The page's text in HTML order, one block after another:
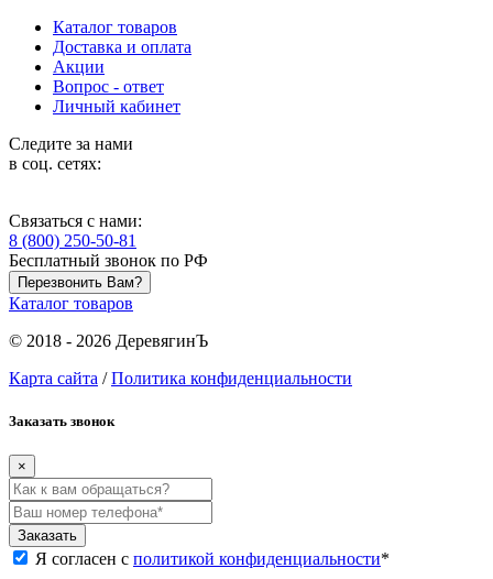
Каталог товаров
Доставка и оплата
Акции
Вопрос - ответ
Личный кабинет
Следите за нами
в соц. сетях:
Связаться с нами:
8 (800) 250-50-81
Бесплатный звонок по РФ
Перезвонить Вам?
Каталог товаров
© 2018 - 2026 ДеревягинЪ
Карта сайта /Политика конфиденциальности
Заказать звонок
×
Заказать
Я согласен с политикой конфиденциальности*